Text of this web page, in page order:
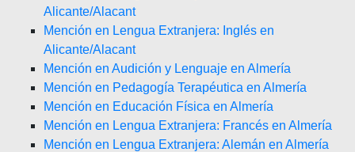
Alicante/Alacant
Mención en Lengua Extranjera: Inglés en
Alicante/Alacant
Mención en Audición y Lenguaje en Almería
Mención en Pedagogía Terapéutica en Almería
Mención en Educación Física en Almería
Mención en Lengua Extranjera: Francés en Almería
Mención en Lengua Extranjera: Alemán en Almería